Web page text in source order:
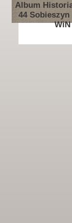
Album
44 Sobieszyn
WiN